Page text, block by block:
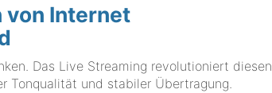
von Internet
Das Live Streaming revolutioniert diesen
Tonqualität und stabiler Übertragung.